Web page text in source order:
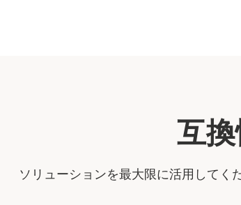
互
ソリューションを最大限に活用してく